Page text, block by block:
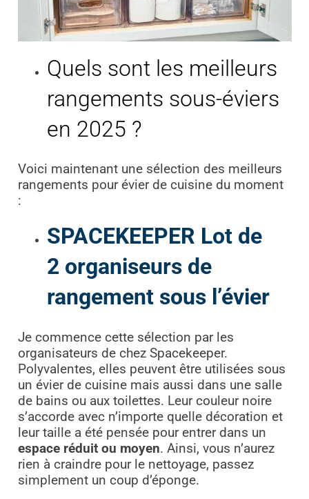
Quels sont les meilleurs
rangements sous-éviers
en 2025 ?
Voici maintenant une sélection des meilleurs
rangements pour évier de cuisine du moment
:
SPACEKEEPER Lot de
2 organiseurs de
rangement sous l’évier
Je commence cette sélection par les
organisateurs de chez Spacekeeper.
Polyvalentes, elles peuvent être utilisées sous
un évier de cuisine mais aussi dans une salle
de bains ou aux toilettes. Leur couleur noire
s’accorde avec n’importe quelle décoration et
leur taille a été pensée pour entrer dans un
espace réduit ou moyen. Ainsi, vous n’aurez
rien à craindre pour le nettoyage, passez
simplement un coup d’éponge.